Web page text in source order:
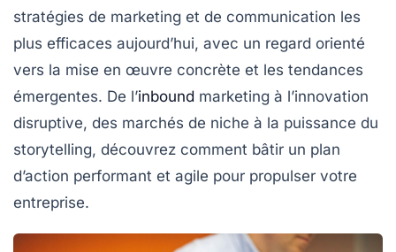
stratégies de marketing et de communication les
plus efficaces aujourd’hui, avec un regard orienté
vers la mise en œuvre concrète et les tendances
émergentes. De l’inbound marketing à l’innovation
disruptive, des marchés de niche à la puissance du
storytelling, découvrez comment bâtir un plan
d’action performant et agile pour propulser votre
entreprise.